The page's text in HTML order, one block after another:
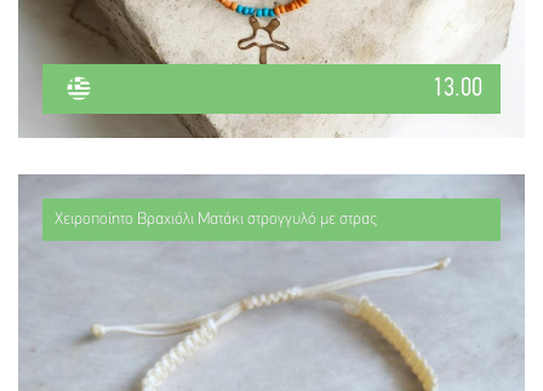
13.00
Χειροποίητο Βραχιόλι Ματάκι στρογγυλό με στρας